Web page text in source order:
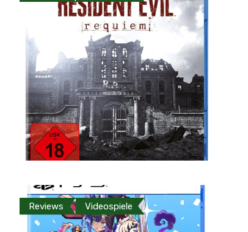
Reviews Videospiele